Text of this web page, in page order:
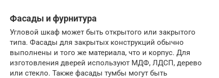
Фасады и фурнитура
Угловой шкаф может быть открытого или закрытого
типа. Фасады для закрытых конструкций обычно
выполнены и того же материала, что и корпус. Для
изготовления дверей используют МДФ, ЛДСП, дерево
или стекло. Также фасады тумбы могут быть